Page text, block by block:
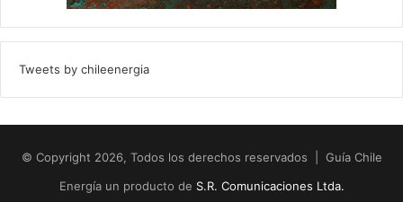
Tweets by chileenergia
© Copyright 2026, Todos los derechos reservados | Guía Chile
Energía un producto de S.R. Comunicaciones Ltda.